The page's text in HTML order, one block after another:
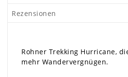
Rezensionen
Rohner Trekking Hurricane,
mehr Wandervergnügen.